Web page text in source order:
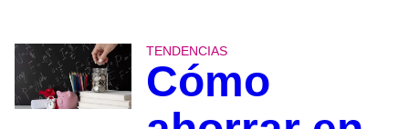
TENDENCIAS
Cómo